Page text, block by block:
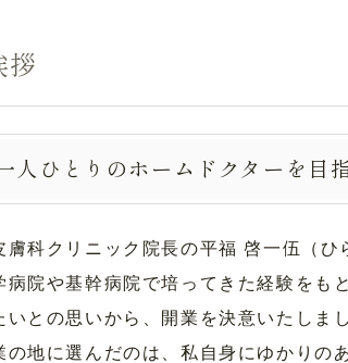
拶
人ひとりのホームドクターを目
膚科クリニック院長の平福 啓一伍（ひ
病院や基幹病院で培ってきた経験をも
いとの思いから、開業を決意いたしまし
の地に選んだのは、私自身にゆかりの